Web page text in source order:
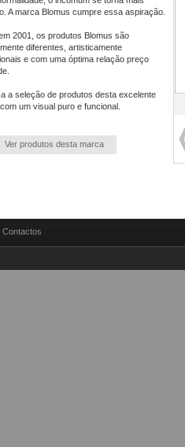
A marca Blomus cumpre essa aspiração.
2001, os produtos Blomus são
diferentes, artisticamente
e com uma óptima relação preço
a seleção de produtos desta excelente
um visual puro e funcional.
Ver produtos desta marca
Contactos